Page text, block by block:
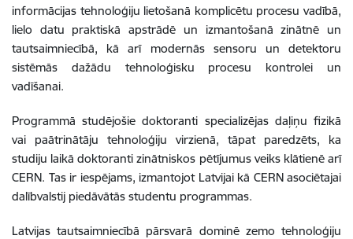
informācijas tehnoloģiju lietošanā komplicētu procesu vadībā,
lielo datu praktiskā apstrādē un izmantošanā zinātnē un
tautsaimniecībā, kā arī modernās sensoru un detektoru
sistēmās dažādu tehnoloģisku procesu kontrolei un
vadīšanai.
Programmā studējošie doktoranti specializējas daļiņu fizikā
vai paātrinātāju tehnoloģiju virzienā, tāpat paredzēts, ka
studiju laikā doktoranti zinātniskos pētījumus veiks klātienē arī
CERN. Tas ir iespējams, izmantojot Latvijai kā CERN asociētajai
dalībvalstij piedāvātās studentu programmas.
Latvijas tautsaimniecībā pārsvarā dominē zemo tehnoloģiju